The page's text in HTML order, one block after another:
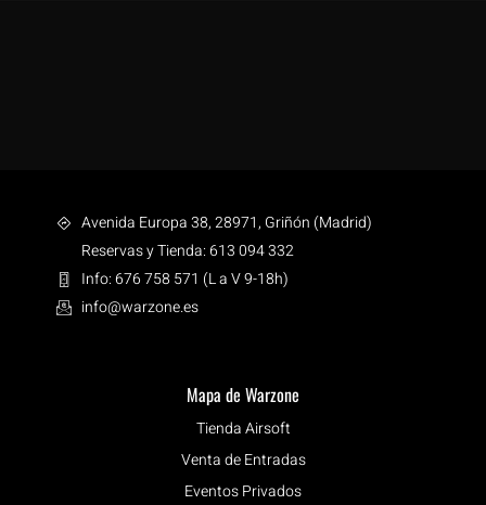
Avenida Europa 38, 28971, Griñón (Madrid)
Reservas y Tienda: 613 094 332
Info: 676 758 571 (L a V 9-18h)
info@warzone.es
Mapa de Warzone
Tienda Airsoft
Venta de Entradas
Eventos Privados